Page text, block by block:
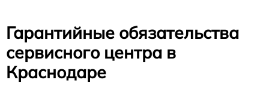
Гарантийные обязательства
сервисного центра в
Краснодаре